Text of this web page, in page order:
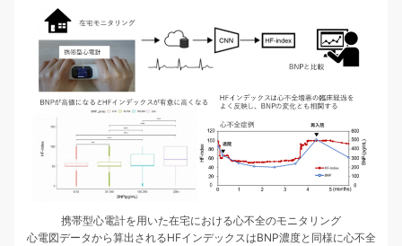
携帯型心電計を用いた在宅における心不全のモニタリング
心電図データから算出されるHFインデックスはBNP濃度と同様に心不全